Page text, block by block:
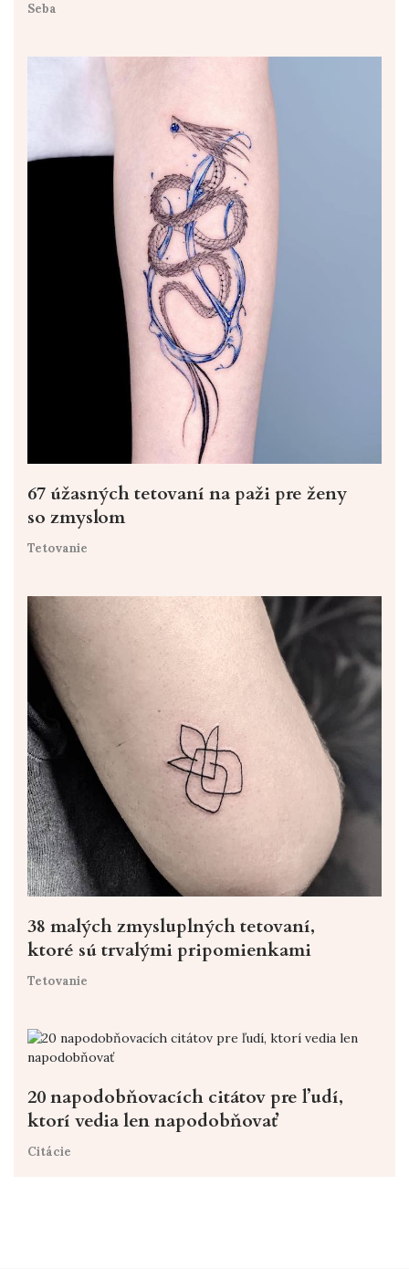
Seba
67 úžasných tetovaní na paži pre ženy
so zmyslom
Tetovanie
38 malých zmysluplných tetovaní,
ktoré sú trvalými pripomienkami
Tetovanie
20 napodobňovacích citátov pre ľudí,
ktorí vedia len napodobňovať
Citácie